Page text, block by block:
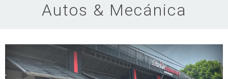
Autos & Mecánica